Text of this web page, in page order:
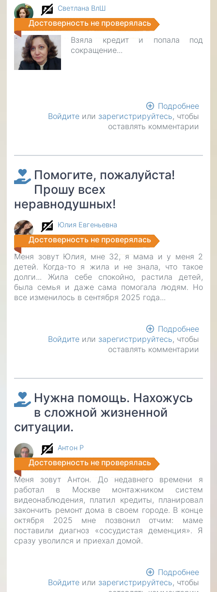
Светлана ВлШ
Достоверность не проверялась
Взяла кредит и попала под
сокращение...
Подробнее
Войдите или зарегистрируйтесь, чтобы
оставлять комментарии
Помогите, пожалуйста!
Прошу всех
неравнодушных!
Юлия Евгеньевна
Достоверность не проверялась
Меня зовут Юлия, мне 32, я мама и у меня 2
детей. Когда-то я жила и не знала, что такое
долги... Жила себе спокойно, растила детей,
была семья и даже сама помогала людям. Но
все изменилось в сентября 2025 года...
Подробнее
Войдите или зарегистрируйтесь, чтобы
оставлять комментарии
Нужна помощь. Нахожусь
в сложной жизненной
ситуации.
Антон Р
Достоверность не проверялась
Меня зовут Антон. До недавнего времени я
работал в Москве монтажником систем
видеонаблюдения, платил кредиты, планировал
закончить ремонт дома в своем городе. В конце
октября 2025 мне позвонил отчим: маме
поставили диагноз «сосудистая деменция». Я
сразу уволился и приехал домой.
Подробнее
Войдите или зарегистрируйтесь, чтобы